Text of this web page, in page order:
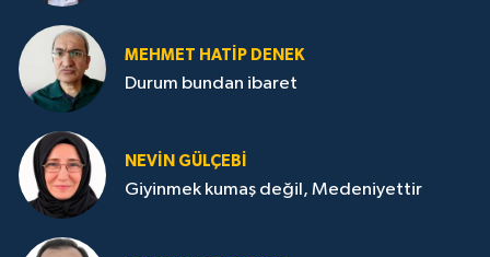
MEHMET HATİP DENEK
Durum bundan ibaret
NEVİN GÜLÇEBİ
Giyinmek kumaş değil, Medeniyettir